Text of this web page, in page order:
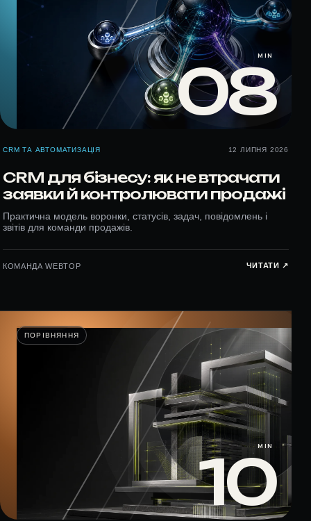
08
MIN
CRM ТА АВТОМАТИЗАЦІЯ 12 ЛИПНЯ 2026
CRM для бізнесу: як не втрачати
заявки й контролювати продажі
Практична модель воронки, статусів, задач, повідомлень і
звітів для команди продажів.
КОМАНДА WEBTOP ЧИТАТИ ↗︎
ПОРІВНЯННЯ
10
MIN